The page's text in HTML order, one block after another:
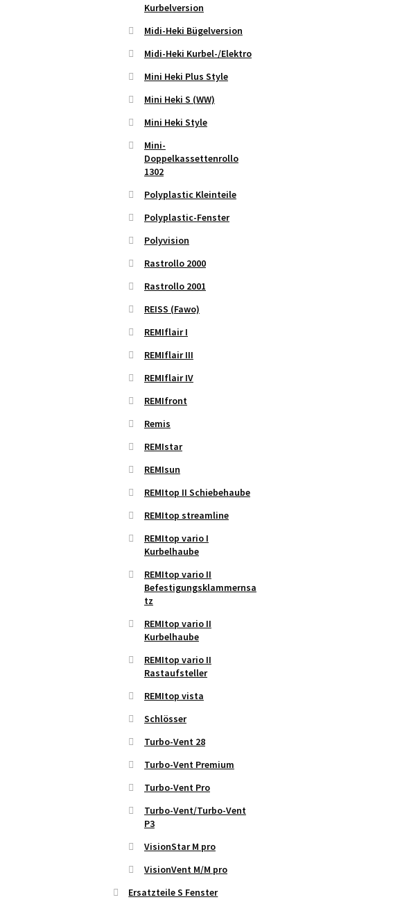
Kurbelversion
Midi-Heki Bügelversion
Midi-Heki Kurbel-/Elektro
Mini Heki Plus Style
Mini Heki S (WW)
Mini Heki Style
Mini-
Doppelkassettenrollo
1302
Polyplastic Kleinteile
Polyplastic-Fenster
Polyvision
Rastrollo 2000
Rastrollo 2001
REISS (Fawo)
REMIflair I
REMIflair III
REMIflair IV
REMIfront
Remis
REMIstar
REMIsun
REMItop II Schiebehaube
REMItop streamline
REMItop vario I
Kurbelhaube
REMItop vario II
Befestigungsklammernsa
tz
REMItop vario II
Kurbelhaube
REMItop vario II
Rastaufsteller
REMItop vista
Schlösser
Turbo-Vent 28
Turbo-Vent Premium
Turbo-Vent Pro
Turbo-Vent/Turbo-Vent
P3
VisionStar M pro
VisionVent M/M pro
Ersatzteile S Fenster